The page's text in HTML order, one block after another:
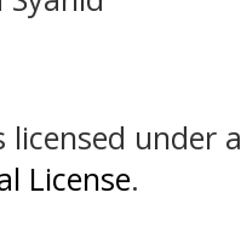
licensed under a
License.